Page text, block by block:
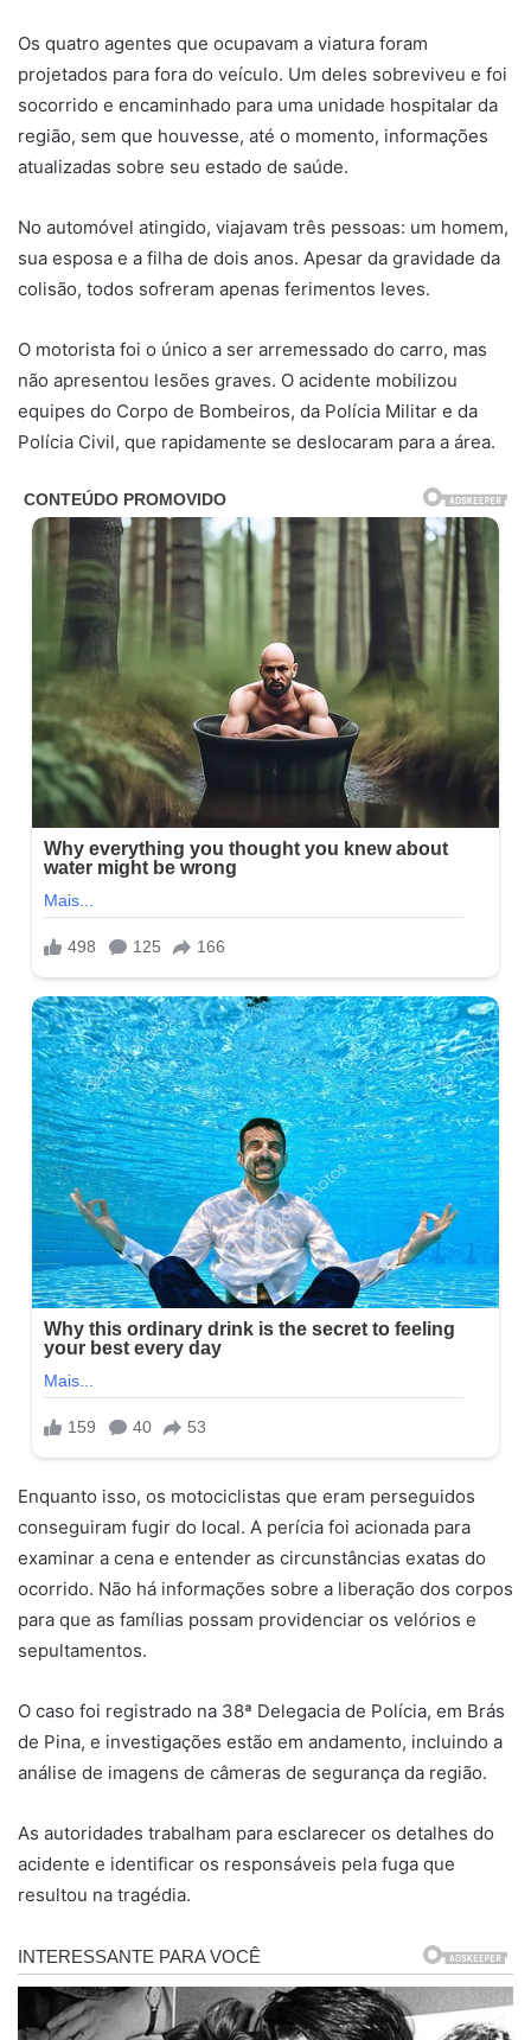
Os quatro agentes que ocupavam a viatura foram
projetados para fora do veículo. Um deles sobreviveu e foi
socorrido e encaminhado para uma unidade hospitalar da
região, sem que houvesse, até o momento, informações
atualizadas sobre seu estado de saúde.
No automóvel atingido, viajavam três pessoas: um homem,
sua esposa e a filha de dois anos. Apesar da gravidade da
colisão, todos sofreram apenas ferimentos leves.
O motorista foi o único a ser arremessado do carro, mas
não apresentou lesões graves. O acidente mobilizou
equipes do Corpo de Bombeiros, da Polícia Militar e da
Polícia Civil, que rapidamente se deslocaram para a área.
Enquanto isso, os motociclistas que eram perseguidos
conseguiram fugir do local. A perícia foi acionada para
examinar a cena e entender as circunstâncias exatas do
ocorrido. Não há informações sobre a liberação dos corpos
para que as famílias possam providenciar os velórios e
sepultamentos.
O caso foi registrado na 38ª Delegacia de Polícia, em Brás
de Pina, e investigações estão em andamento, incluindo a
análise de imagens de câmeras de segurança da região.
As autoridades trabalham para esclarecer os detalhes do
acidente e identificar os responsáveis pela fuga que
resultou na tragédia.